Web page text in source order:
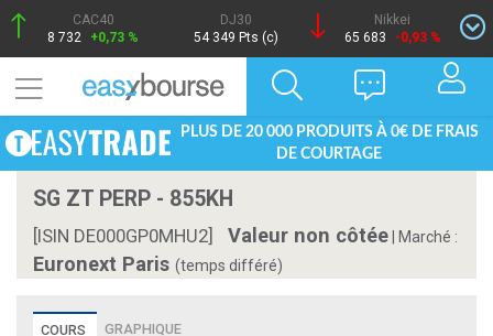
CAC40
8 732
+0,73 %
DJ30
54 349 Pts (c)
Nikkei
65 683
-0,93 %
PLUS DE 20 000 PRODUITS À 0€ DE FRAIS
DE COURTAGE
SG ZT PERP - 855KH
[ISIN DE000GP0MHU2] Valeur non côtée Marché :
Euronext Paris (temps différé)
COURS GRAPHIQUE